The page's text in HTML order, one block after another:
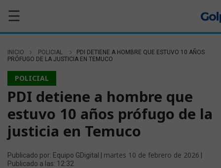
☰
INICIO POLICIAL
PDI DETIENE A HOMBRE QUE ESTUVO 10 AÑOS
PRÓFUGO DE LA JUSTICIA EN TEMUCO
POLICIAL
PDI detiene a hombre que
estuvo 10 años prófugo de la
justicia en Temuco
Publicado por: Equipo GDigital | martes 10 de febrero de 2026
Publicado a las: 12:32